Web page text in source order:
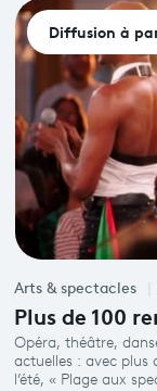
Diffusion à
Arts & spectacles
Plus de 100
Opéra, théâtre,
actuelles : avec plus
l’été, « Plage aux